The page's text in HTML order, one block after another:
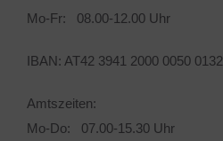
Mo-Fr: 08.00-12.00 Uhr
IBAN: AT42 3941 2000 0050 0132
Amtszeiten:
Mo-Do: 07.00-15.30 Uhr